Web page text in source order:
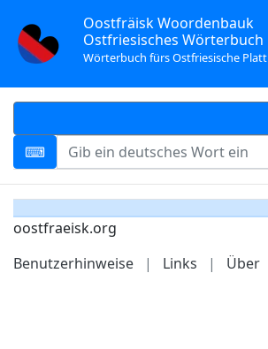
Oostfräisk Woordenbauk
Ostfriesisches Wörterbuch
Wörterbuch fürs Ostfriesische Platt
oostfraeisk.org
Benutzerhinweise
| Links | Über